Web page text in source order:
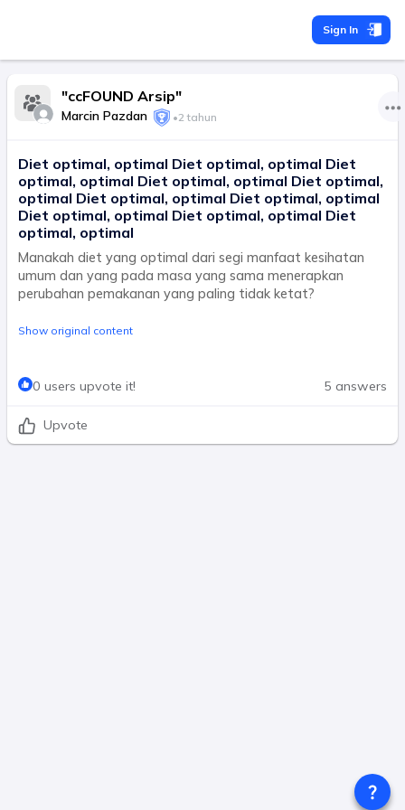
Sign In
"ccFOUND Arsip"
Marcin Pazdan •2 tahun
Diet optimal, optimal Diet optimal, optimal Diet
optimal, optimal Diet optimal, optimal Diet optimal,
optimal Diet optimal, optimal Diet optimal, optimal
Diet optimal, optimal Diet optimal, optimal Diet
optimal, optimal
Manakah diet yang optimal dari segi manfaat kesihatan
umum dan yang pada masa yang sama menerapkan
perubahan pemakanan yang paling tidak ketat?
Show original content
0 users upvote it! 5 answers
Upvote